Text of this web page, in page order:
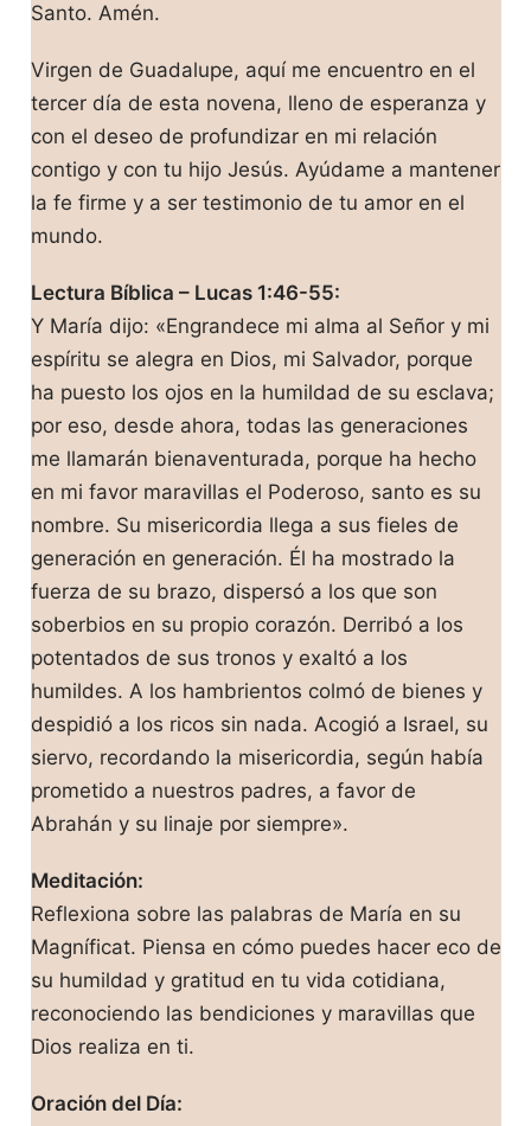
Santo. Amén.
Virgen de Guadalupe, aquí me encuentro en el
tercer día de esta novena, lleno de esperanza y
con el deseo de profundizar en mi relación
contigo y con tu hijo Jesús. Ayúdame a mantener
la fe firme y a ser testimonio de tu amor en el
mundo.
Lectura Bíblica – Lucas 1:46-55:
Y María dijo: «Engrandece mi alma al Señor y mi
espíritu se alegra en Dios, mi Salvador, porque
ha puesto los ojos en la humildad de su esclava;
por eso, desde ahora, todas las generaciones
me llamarán bienaventurada, porque ha hecho
en mi favor maravillas el Poderoso, santo es su
nombre. Su misericordia llega a sus fieles de
generación en generación. Él ha mostrado la
fuerza de su brazo, dispersó a los que son
soberbios en su propio corazón. Derribó a los
potentados de sus tronos y exaltó a los
humildes. A los hambrientos colmó de bienes y
despidió a los ricos sin nada. Acogió a Israel, su
siervo, recordando la misericordia, según había
prometido a nuestros padres, a favor de
Abrahán y su linaje por siempre».
Meditación:
Reflexiona sobre las palabras de María en su
Magníficat. Piensa en cómo puedes hacer eco de
su humildad y gratitud en tu vida cotidiana,
reconociendo las bendiciones y maravillas que
Dios realiza en ti.
Oración del Día: